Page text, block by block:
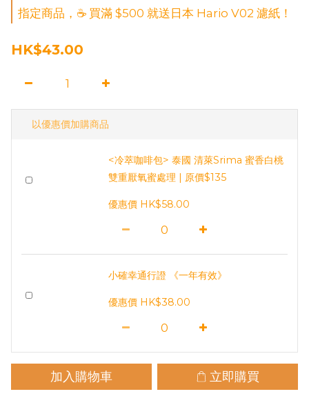
指定商品，☕ 買滿 $500 就送日本 Hario V02 濾紙！
HK$43.00
以優惠價加購商品
<冷萃咖啡包> 泰國 清萊Srima 蜜香白桃
雙重厭氧蜜處理 | 原價$135
優惠價 HK$58.00
小確幸通行證 《一年有效》
優惠價 HK$38.00
加入購物車 立即購買